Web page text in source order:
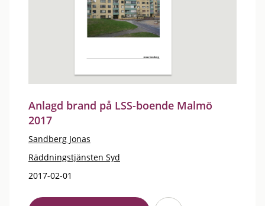
Anlagd brand på LSS-boende Malmö
2017
Sandberg Jonas
Räddningstjänsten Syd
2017-02-01